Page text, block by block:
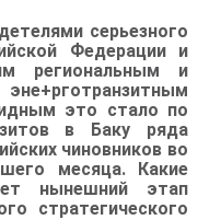
серьезного
Федерации и
региональным и
это стало по
в Баку ряда
чиновников во
месяца. Какие
нынешний этап
стратегического